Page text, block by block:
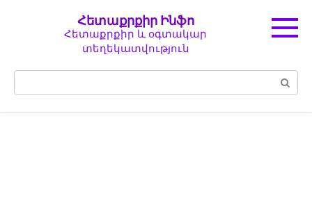
Հետաքրքիր Ինֆո
Հետաքրքիր և օգտակար
տեղեկատվություն